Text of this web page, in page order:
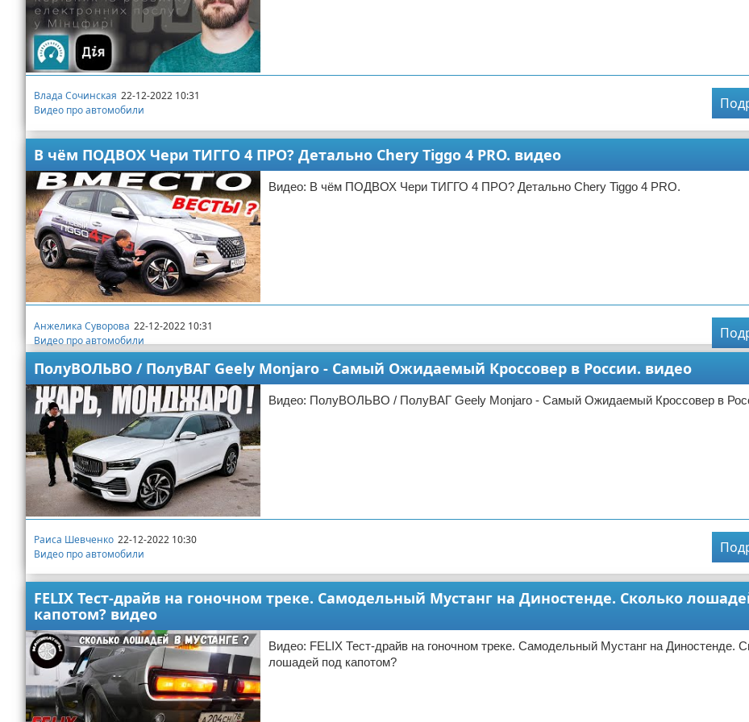
Влада Сочинская 22-12-2022 10:31
Видео про автомобили
В чём ПОДВОХ Чери ТИГГО 4 ПРО? Детально Chery Tiggo 4 PRO. видео
Видео: В чём ПОДВОХ Чери ТИГГО 4 ПРО? Детально Chery Tiggo 4 PRO.
Анжелика Суворова 22-12-2022 10:31
Видео про автомобили
ПолуВОЛЬВО / ПолуВАГ Geely Monjaro - Самый Ожидаемый Кроссовер в России. видео
Видео: ПолуВОЛЬВО / ПолуВАГ Geely Monjaro - Самый Ожидаемый Кроссовер в
Раиса Шевченко 22-12-2022 10:30
Видео про автомобили
FELIX Тест-драйв на гоночном треке. Самодельный Мустанг на Диностенде. Сколько
капотом? видео
Видео: FELIX Тест-драйв на гоночном треке. Самодельный Мустанг на Диностенде.
лошадей под капотом?